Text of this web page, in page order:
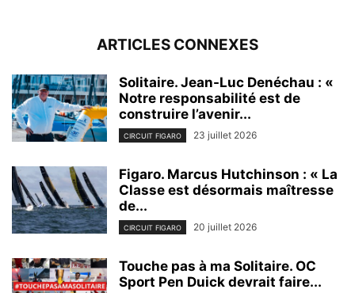
ARTICLES CONNEXES
Solitaire. Jean-Luc Denéchau : «
Notre responsabilité est de
construire l’avenir...
CIRCUIT FIGARO 23 juillet 2026
Figaro. Marcus Hutchinson : « La
Classe est désormais maîtresse
de...
CIRCUIT FIGARO 20 juillet 2026
Touche pas à ma Solitaire. OC
Sport Pen Duick devrait faire...